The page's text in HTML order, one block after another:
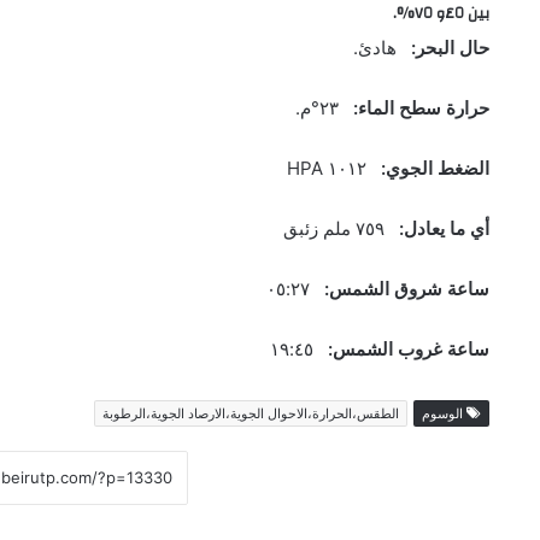
بين ٤٥و ٧٥%.
حال البحر: هادئ.
حرارة سطح الماء:
الضغط الجوي:
أي ما يعادل:
ساعة شروق الشمس:
ساعة غروب الشمس:
الوسوم الطقس،الحرارة،الاحوال الجوية،الارصاد الجوية،الرطوبة